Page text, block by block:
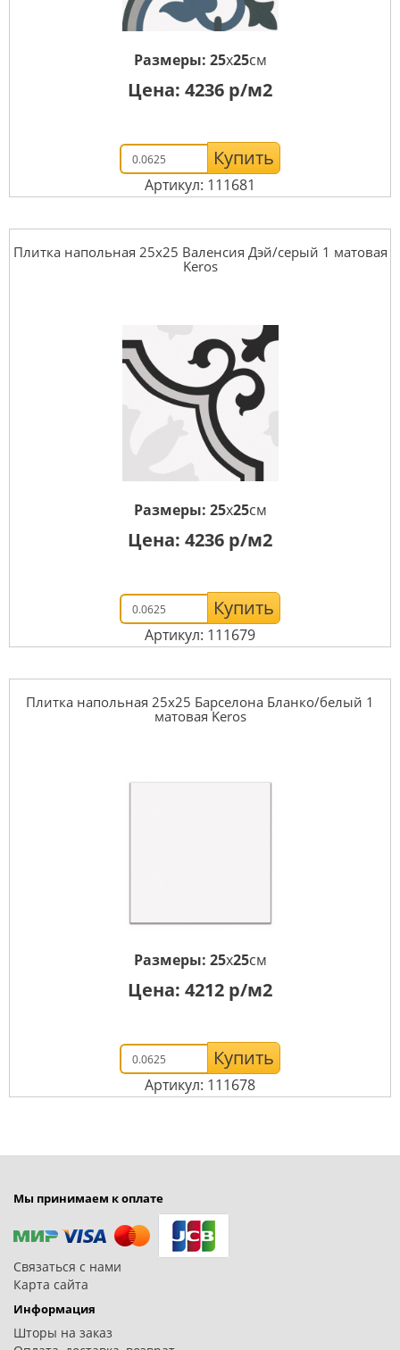
Размеры: 25x25см
Цена: 4236 р/м2
Купить
Артикул: 111681
Плитка напольная 25x25 Валенсия Дэй/серый 1 матовая
Keros
Размеры: 25x25см
Цена: 4236 р/м2
Купить
Артикул: 111679
Плитка напольная 25x25 Барселона Бланко/белый 1
матовая Keros
Размеры: 25x25см
Цена: 4212 р/м2
Купить
Артикул: 111678
Мы принимаем к оплате
Связаться с нами
Карта сайта
Информация
Шторы на заказ